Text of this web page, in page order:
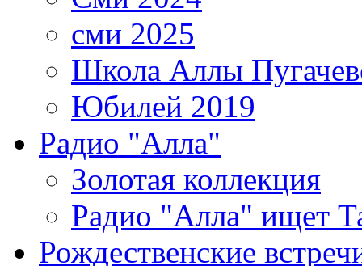
сми 2025
Школа Аллы
Юбилей 2019
Радио "Алла"
Золотая коллекция
Радио "Алла" ищет
Рождественские